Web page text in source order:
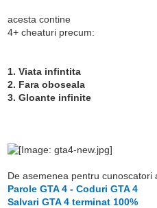
acesta contine
4+ cheaturi precum:
1. Viata infintita
2. Fara oboseala
3. Gloante infinite
De asemenea pentru cunoscatori
Parole GTA 4 - Coduri GTA 4
Salvari GTA 4 terminat 100%